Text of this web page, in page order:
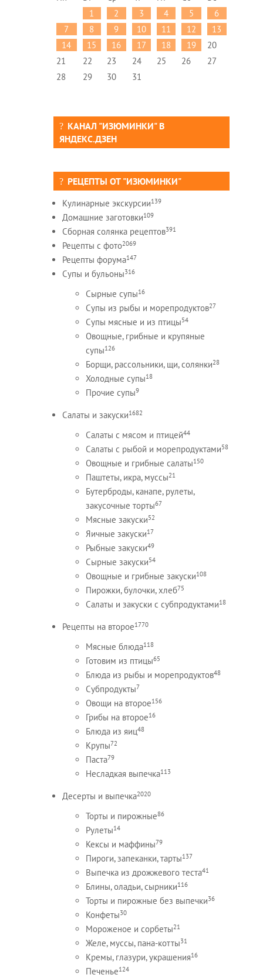
1
2 3 4 5
6
7
8 9 10 11 12
13
14
15 16 17 18 19
20
21
22 23 24 25 26
27
28
29 30 31
КАНАЛ "ИЗЮМИНКИ" В
ЯНДЕКС.ДЗЕН
РЕЦЕПТЫ ОТ "ИЗЮМИНКИ"
Кулинарные экскурсии139
Домашние заготовки109
Сборная солянка рецептов391
Рецепты c фото2069
Рецепты форума147
Супы и бульоны316
Сырные супы16
Супы из рыбы и морепродуктов27
Супы мясные и из птицы54
Овощные, грибные и крупяные
супы126
Борщи, рассольники, щи, солянки28
Холодные супы18
Прочие супы9
Салаты и закуски1682
Салаты с мясом и птицей44
Салаты с рыбой и морепродуктами58
Овощные и грибные салаты150
Паштеты, икра, муссы21
Бутерброды, канапе, рулеты,
закусочные торты67
Мясные закуски52
Яичные закуски17
Рыбные закуски49
Сырные закуски54
Овощные и грибные закуски108
Пирожки, булочки, хлеб75
Салаты и закуски с субпродуктами18
Рецепты на второе1770
Мясные блюда118
Готовим из птицы65
Блюда из рыбы и морепродуктов48
Субпродукты7
Овощи на второе156
Грибы на второе16
Блюда из яиц48
Крупы72
Паста79
Несладкая выпечка113
Десерты и выпечка2020
Торты и пирожные86
Рулеты14
Кексы и маффины79
Пироги, запеканки, тарты137
Выпечка из дрожжевого теста41
Блины, оладьи, сырники116
Торты и пирожные без выпечки36
Конфеты30
Мороженое и сорбеты21
Желе, муссы, пана-котты31
Кремы, глазури, украшения16
Печенье124